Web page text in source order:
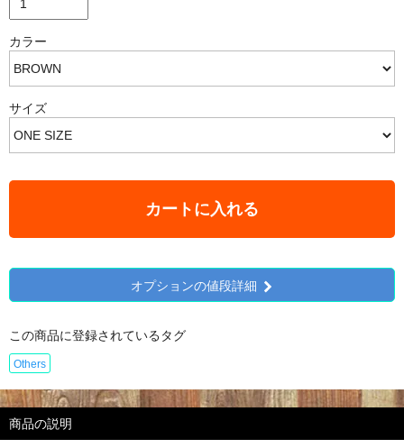
カラー
サイズ
カートに入れる
オプションの値段詳細
この商品に登録されているタグ
Others
商品の説明